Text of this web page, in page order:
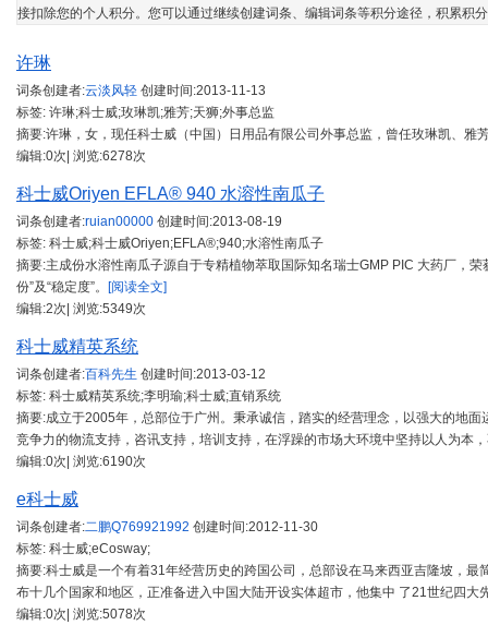
接扣除您的个人积分。您可以通过继续创建词条、编辑词条等积分途径，积累积
许琳
词条创建者:云淡风轻 创建时间:2013-11-13
标签: 许琳;科士威;玫琳凯;雅芳;天狮;外事总监
摘要:许琳，女，现任科士威（中国）日用品有限公司外事总监，曾任玫琳凯、雅
编辑:0次| 浏览:6278次
科士威Oriyen EFLA® 940 水溶性南瓜子
词条创建者:ruian00000 创建时间:2013-08-19
标签: 科士威;科士威Oriyen;EFLA®;940;水溶性南瓜子
摘要:主成份水溶性南瓜子源自于专精植物萃取国际知名瑞士GMP PIC 大药厂，
份”及“稳定度”。
[阅读全文]
编辑:2次| 浏览:5349次
科士威精英系统
词条创建者:百科先生 创建时间:2013-03-12
标签: 科士威精英系统;李明瑜;科士威;直销系统
摘要:成立于2005年，总部位于广州。秉承诚信，踏实的经营理念，以强大的地
竞争力的物流支持，咨讯支持，培训支持，在浮躁的市场大环境中坚持以人为本
编辑:0次| 浏览:6190次
e科士威
词条创建者:二鹏Q769921992 创建时间:2012-11-30
标签: 科士威;eCosway;
摘要:科士威是一个有着31年经营历史的跨国公司，总部设在马来西亚吉隆坡，
布十几个国家和地区，正准备进入中国大陆开设实体超市，他集中 了21世纪四大
编辑:0次| 浏览:5078次